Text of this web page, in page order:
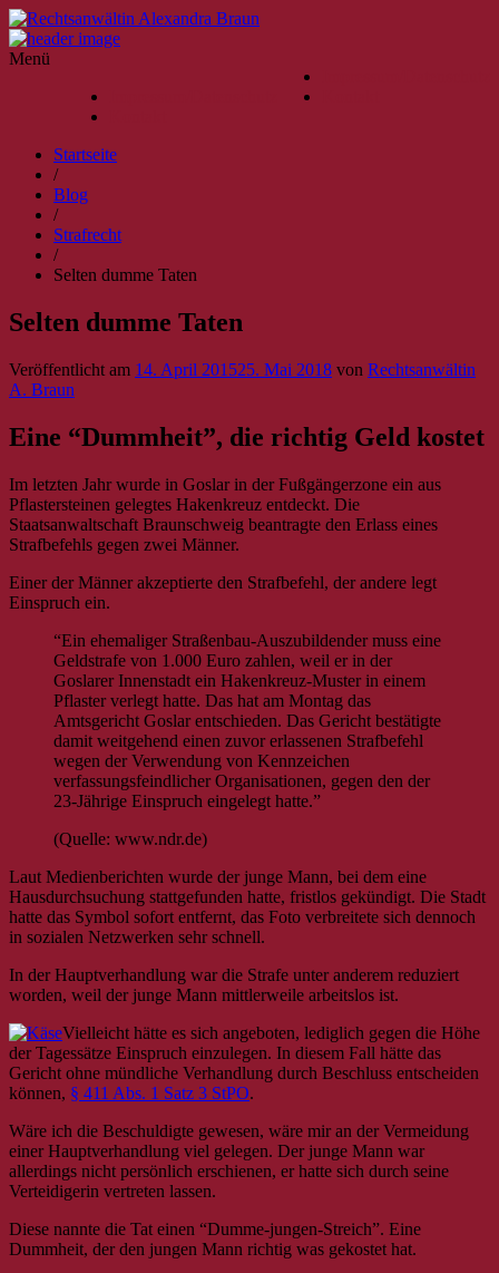
Menü
Startseite
/
Blog
/
Strafrecht
/
Selten dumme Taten
Selten dumme Taten
Veröffentlicht am 14. April 201525. Mai 2018 von Rechtsanwältin
A. Braun
Eine “Dummheit”, die richtig Geld kostet
Im letzten Jahr wurde in Goslar in der Fußgängerzone ein aus
Pflastersteinen gelegtes Hakenkreuz entdeckt. Die
Staatsanwaltschaft Braunschweig beantragte den Erlass eines
Strafbefehls gegen zwei Männer.
Einer der Männer akzeptierte den Strafbefehl, der andere legt
Einspruch ein.
“Ein ehemaliger Straßenbau-Auszubildender muss eine
Geldstrafe von 1.000 Euro zahlen, weil er in der
Goslarer Innenstadt ein Hakenkreuz-Muster in einem
Pflaster verlegt hatte. Das hat am Montag das
Amtsgericht Goslar entschieden. Das Gericht bestätigte
damit weitgehend einen zuvor erlassenen Strafbefehl
wegen der Verwendung von Kennzeichen
verfassungsfeindlicher Organisationen, gegen den der
23-Jährige Einspruch eingelegt hatte.”
(Quelle: www.ndr.de)
Laut Medienberichten wurde der junge Mann, bei dem eine
Hausdurchsuchung stattgefunden hatte, fristlos gekündigt. Die Stadt
hatte das Symbol sofort entfernt, das Foto verbreitete sich dennoch
in sozialen Netzwerken sehr schnell.
In der Hauptverhandlung war die Strafe unter anderem reduziert
worden, weil der junge Mann mittlerweile arbeitslos ist.
Vielleicht hätte es sich angeboten, lediglich gegen die Höhe
der Tagessätze Einspruch einzulegen. In diesem Fall hätte das
Gericht ohne mündliche Verhandlung durch Beschluss entscheiden
können, § 411 Abs. 1 Satz 3 StPO.
Wäre ich die Beschuldigte gewesen, wäre mir an der Vermeidung
einer Hauptverhandlung viel gelegen. Der junge Mann war
allerdings nicht persönlich erschienen, er hatte sich durch seine
Verteidigerin vertreten lassen.
Diese nannte die Tat einen “Dumme-jungen-Streich”. Eine
Dummheit, der den jungen Mann richtig was gekostet hat.